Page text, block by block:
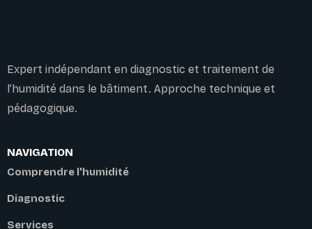
Expert indépendant en diagnostic et traitement de
l’humidité dans le bâtiment. Approche technique et
pédagogique.
NAVIGATION
Comprendre l'humidité
Diagnostic
Services